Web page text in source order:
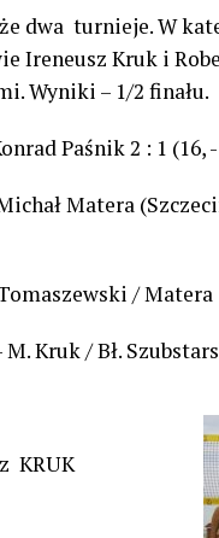
dwa turnieje. W
Ireneusz Kruk i
Wyniki – 1/2 finału.
Paśnik 2 : 1 (16, -
Matera
/ Matera
Kruk / Bł.
KRUK